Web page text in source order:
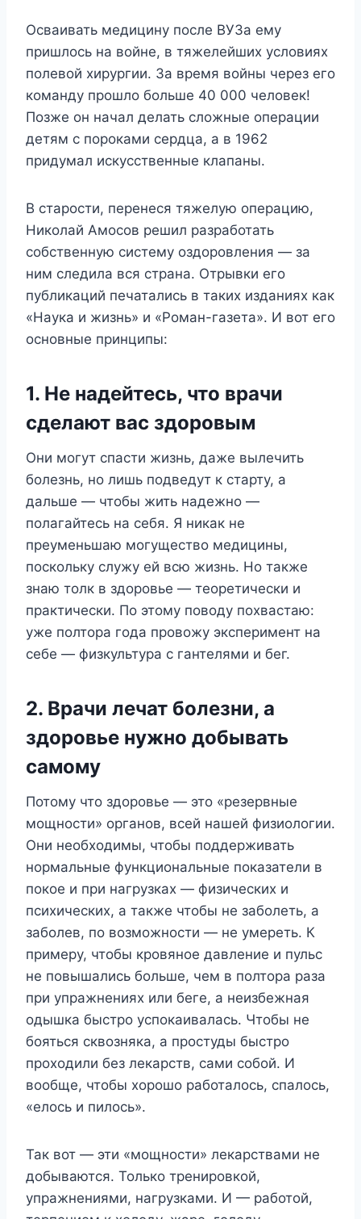
Осваивать медицину после ВУЗа ему
пришлось на войне, в тяжелейших условиях
полевой хирургии. За время войны через его
команду прошло больше 40 000 человек!
Позже он начал делать сложные операции
детям с пороками сердца, а в 1962
придумал искусственные клапаны.
В старости, перенеся тяжелую операцию,
Николай Амосов решил разработать
собственную систему оздоровления — за
ним следила вся страна. Отрывки его
публикаций печатались в таких изданиях как
«Наука и жизнь» и «Роман-газета». И вот его
основные принципы:
1. Не надейтесь, что врачи
сделают вас здоровым
Они могут спасти жизнь, даже вылечить
болезнь, но лишь подведут к старту, а
дальше — чтобы жить надежно —
полагайтесь на себя. Я никак не
преуменьшаю могущество медицины,
поскольку служу ей всю жизнь. Но также
знаю толк в здоровье — теоретически и
практически. По этому поводу похвастаю:
уже полтора года провожу эксперимент на
себе — физкультура с гантелями и бег.
2. Врачи лечат болезни, а
здоровье нужно добывать
самому
Потому что здоровье — это «резервные
мощности» органов, всей нашей физиологии.
Они необходимы, чтобы поддерживать
нормальные функциональные показатели в
покое и при нагрузках — физических и
психических, а также чтобы не заболеть, а
заболев, по возможности — не умереть. К
примеру, чтобы кровяное давление и пульс
не повышались больше, чем в полтора раза
при упражнениях или беге, а неизбежная
одышка быстро успокаивалась. Чтобы не
бояться сквозняка, а простуды быстро
проходили без лекарств, сами собой. И
вообще, чтобы хорошо работалось, спалось,
«елось и пилось».
Так вот — эти «мощности» лекарствами не
добываются. Только тренировкой,
упражнениями, нагрузками. И — работой,